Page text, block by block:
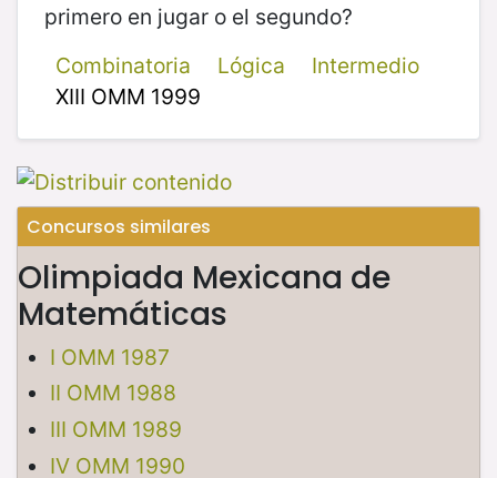
primero en jugar o el segundo?
Combinatoria
Lógica
Intermedio
XIII OMM 1999
Concursos similares
Olimpiada Mexicana de
Matemáticas
I OMM 1987
II OMM 1988
III OMM 1989
IV OMM 1990